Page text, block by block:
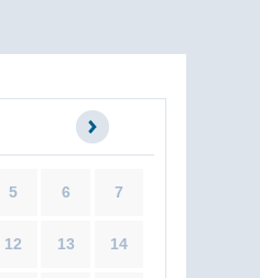
5 6 7
12 13 14